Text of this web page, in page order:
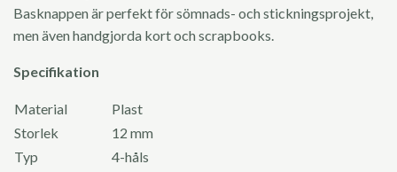
Basknappen är perfekt för sömnads- och stickningsprojekt,
men även handgjorda kort och scrapbooks.
Specifikation
Material
Plast
Storlek
12 mm
Typ
4-håls